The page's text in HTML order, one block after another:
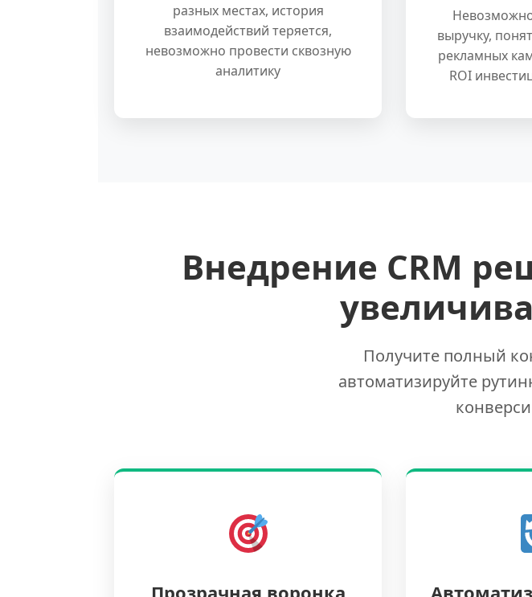
разных местах, история
взаимодействий теряется,
невозможно провести сквозную
аналитику
выручку,
рекламных
ROI
Внедрение CRM
Получите полный
автоматизируйте
Прозрачная воронка